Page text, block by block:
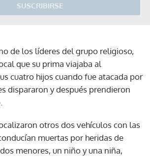
SUSCRIBIRSE
de los líderes del grupo religioso,
que su prima viajaba al
cuatro hijos cuando fue atacada por
dispararon y después prendieron
otros dos vehículos con las
muertas por heridas de
menores, un niño y una niña,